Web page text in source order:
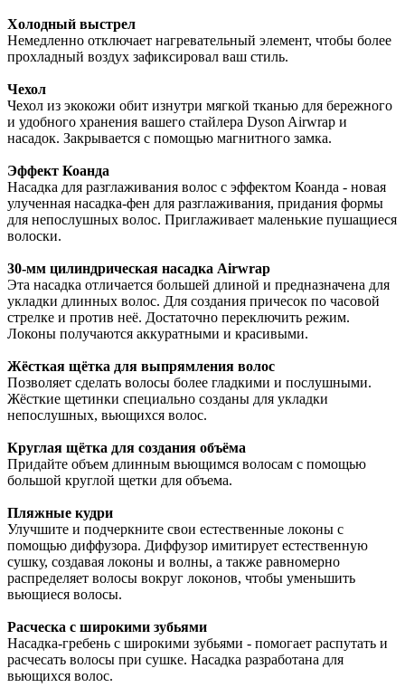
Холодный выстрел
Немедленно отключает нагревательный элемент, чтобы более
прохладный воздух зафиксировал ваш стиль.
Чехол
Чехол из экокожи обит изнутри мягкой тканью для бережного
и удобного хранения вашего стайлера Dyson Airwrap и
насадок. Закрывается с помощью магнитного замка.
Эффект Коанда
Насадка для разглаживания волос с эффектом Коанда - новая
улученная насадка-фен для разглаживания, придания формы
для непослушных волос. Приглаживает маленькие пушащиеся
волоски.
30-мм цилиндрическая насадка Airwrap
Эта насадка отличается большей длиной и предназначена для
укладки длинных волос. Для создания причесок по часовой
стрелке и против неё. Достаточно переключить режим.
Локоны получаются аккуратными и красивыми.
Жёсткая щётка для выпрямления волос
Позволяет сделать волосы более гладкими и послушными.
Жёсткие щетинки специально созданы для укладки
непослушных, вьющихся волос.
Круглая щётка для создания объёма
Придайте объем длинным вьющимся волосам с помощью
большой круглой щетки для объема.
Пляжные кудри
Улучшите и подчеркните свои естественные локоны с
помощью диффузора. Диффузор имитирует естественную
сушку, создавая локоны и волны, а также равномерно
распределяет волосы вокруг локонов, чтобы уменьшить
вьющиеся волосы.
Расческа с широкими зубьями
Насадка-гребень с широкими зубьями - помогает распутать и
расчесать волосы при сушке. Насадка разработана для
вьющихся волос.